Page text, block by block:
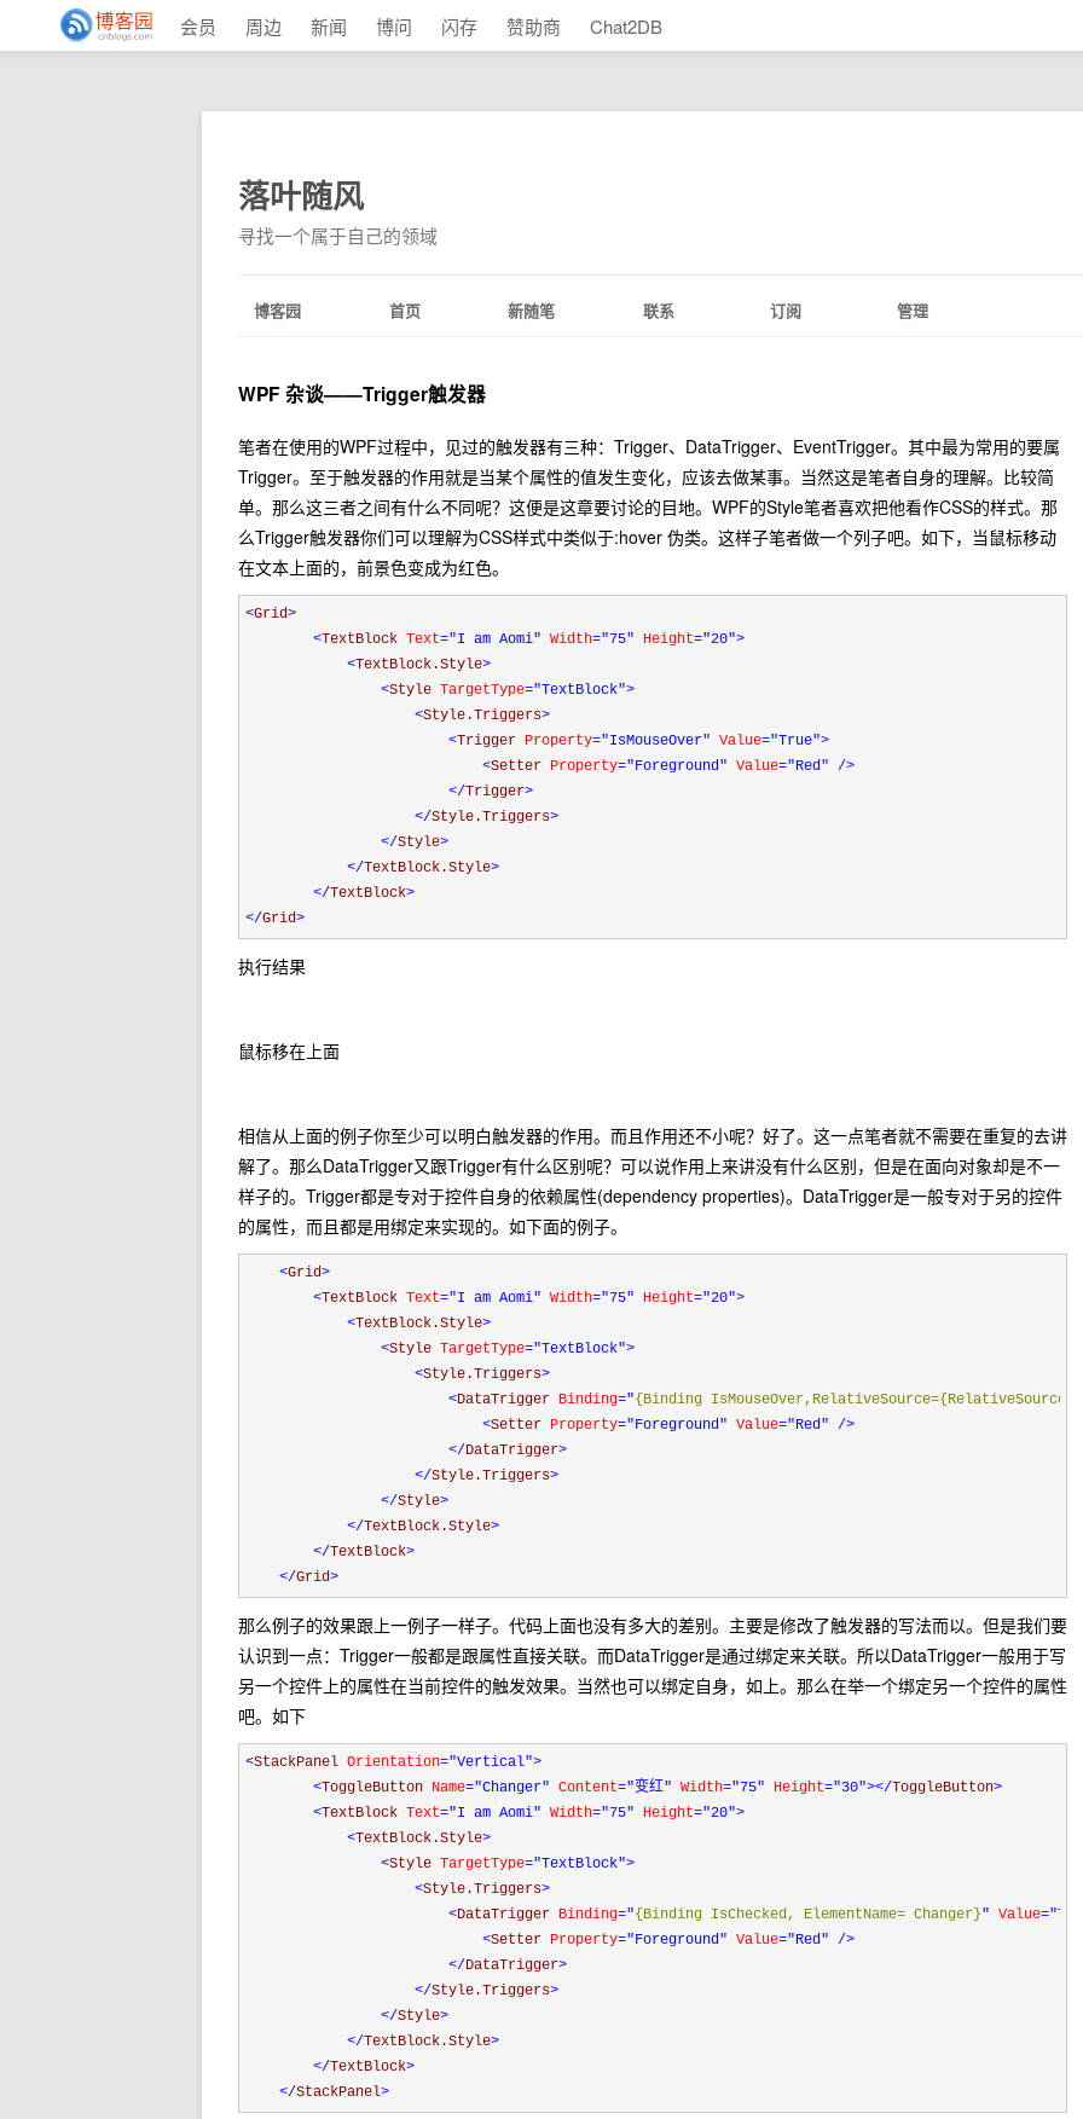
会员 周边 新闻 博问 闪存 赞助商 Chat2DB
落叶随风
寻找一个属于自己的领域
博客园 首页 新随笔 联系 订阅 管理
WPF 杂谈——Trigger触发器
笔者在使用的WPF过程中，见过的触发器有三种：Trigger、DataTrigger、EventTrigger。其中最为常用的要属
Trigger。至于触发器的作用就是当某个属性的值发生变化，应该去做某事。当然这是笔者自身的理解。比较简
单。那么这三者之间有什么不同呢？这便是这章要讨论的目地。WPF的Style笔者喜欢把他看作CSS的样式。那
么Trigger触发器你们可以理解为CSS样式中类似于:hover 伪类。这样子笔者做一个列子吧。如下，当鼠标移动
在文本上面的，前景色变成为红色。
<Grid>
<TextBlock Text="I am Aomi" Width="75" Height="20">
<TextBlock.Style>
<Style TargetType="TextBlock">
<Style.Triggers>
<Trigger Property="IsMouseOver" Value="True">
<Setter Property="Foreground" Value="Red" />
</Trigger>
</Style.Triggers>
</Style>
</TextBlock.Style>
</TextBlock>
</Grid>
执行结果
鼠标移在上面
相信从上面的例子你至少可以明白触发器的作用。而且作用还不小呢？好了。这一点笔者就不需要在重复的去讲
解了。那么DataTrigger又跟Trigger有什么区别呢？可以说作用上来讲没有什么区别，但是在面向对象却是不一
样子的。Trigger都是专对于控件自身的依赖属性(dependency properties)。DataTrigger是一般专对于另的控件
的属性，而且都是用绑定来实现的。如下面的例子。
<Grid>
<TextBlock Text="I am Aomi" Width="75" Height="20">
<TextBlock.Style>
<Style TargetType="TextBlock">
<Style.Triggers>
<DataTrigger Binding="{Binding IsMouseOver,RelativeSource={RelativeSource
<Setter Property="Foreground" Value="Red" />
</DataTrigger>
</Style.Triggers>
</Style>
</TextBlock.Style>
</TextBlock>
</Grid>
那么例子的效果跟上一例子一样子。代码上面也没有多大的差别。主要是修改了触发器的写法而以。但是我们要
认识到一点：Trigger一般都是跟属性直接关联。而DataTrigger是通过绑定来关联。所以DataTrigger一般用于写
另一个控件上的属性在当前控件的触发效果。当然也可以绑定自身，如上。那么在举一个绑定另一个控件的属性
吧。如下
<StackPanel Orientation="Vertical">
<ToggleButton Name="Changer" Content="变红" Width="75" Height="30"></ToggleButton>
<TextBlock Text="I am Aomi" Width="75" Height="20">
<TextBlock.Style>
<Style TargetType="TextBlock">
<Style.Triggers>
<DataTrigger Binding="{Binding IsChecked, ElementName= Changer}" Value
<Setter Property="Foreground" Value="Red" />
</DataTrigger>
</Style.Triggers>
</Style>
</TextBlock.Style>
</TextBlock>
</StackPanel>